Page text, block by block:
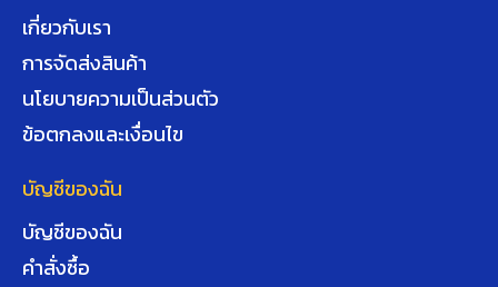
เกี่ยวกับเรา
การจัดส่งสินค้า
นโยบายความเป็นส่วนตัว
ข้อตกลงและเงื่อนไข
บัญชีของฉัน
บัญชีของฉัน
คำสั่งซื้อ